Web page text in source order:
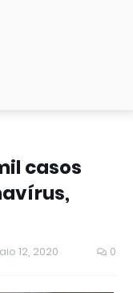
casos
12, 2020 0